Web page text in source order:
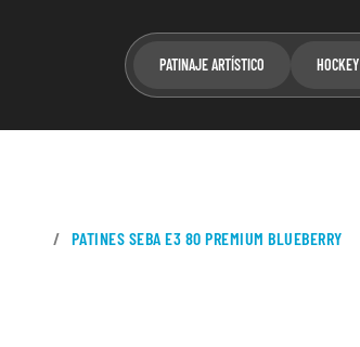
PATINAJE ARTÍSTICO HOCKEY
PATINES SEBA E3 80 PREMIUM BLUEBERRY